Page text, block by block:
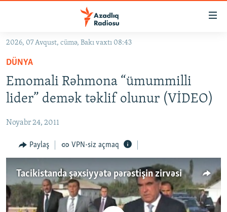
Əsas
qayıt
Əsas
naviqasiyaya
qayıt
Axtarışa
KORRUPSIOMETR
FƏRQƏ BAX
QANUNI DOĞRU
MULTIMEDIA
VIDEO
RADIO ARXIV
2026, 07 Avqust, cümə, Bakı vaxtı 08:43
DÜNYA
Emomali Rəhmona “ümummilli
lider” demək təklif olunur (VİDEO)
Noyabr 24, 2011
Paylaş VPN-siz açmaq
Tacikistanda şəxsiyyətə pərəstişin zirvəsi